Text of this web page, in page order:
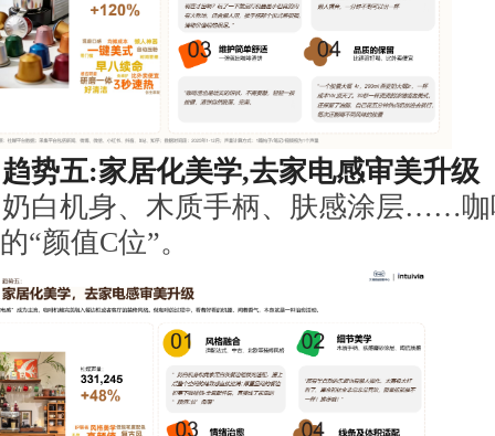
趋势五:家居化美学,去家电感审美升级
奶白机身、木质手柄、肤感涂层……咖
的“颜值C位”。